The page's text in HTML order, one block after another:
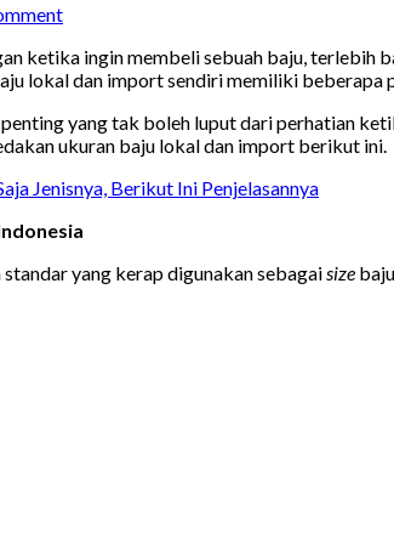
ketika ingin membeli sebuah baju, terlebih
lokal dan import sendiri memiliki beberapa
yang tak boleh luput dari perhatian
ukuran baju lokal dan import berikut ini.
Jenisnya, Berikut Ini Penjelasannya
yang kerap digunakan sebagai size